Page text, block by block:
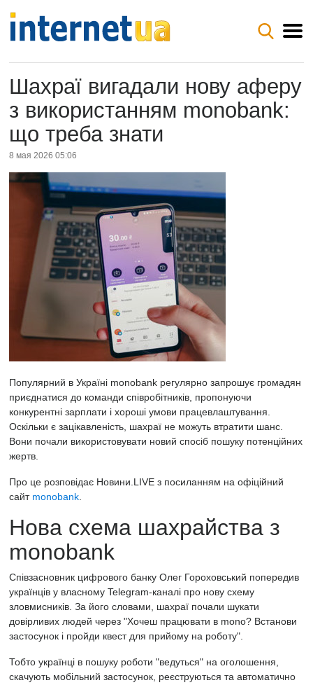
Шахраї вигадали нову аферу
з використанням monobank:
що треба знати
8 мая 2026 05:06
Популярний в Україні monobank регулярно запрошує громадян
приєднатися до команди співробітників, пропонуючи
конкурентні зарплати і хороші умови працевлаштування.
Оскільки є зацікавленість, шахраї не можуть втратити шанс.
Вони почали використовувати новий спосіб пошуку потенційних
жертв.
Про це розповідає Новини.LIVE з посиланням на офіційний
сайт monobank
Нова схема шахрайства з
monobank
Співзасновник цифрового банку Олег Гороховський попередив
українців у власному Telegram-каналі про нову схему
зловмисників. За його словами, шахраї почали шукати
довірливих людей через "Хочеш працювати в mono? Встанови
застосунок і пройди квест для прийому на роботу".
Тобто українці в пошуку роботи "ведуться" на оголошення,
скачують мобільний застосунок, реєструються та автоматично